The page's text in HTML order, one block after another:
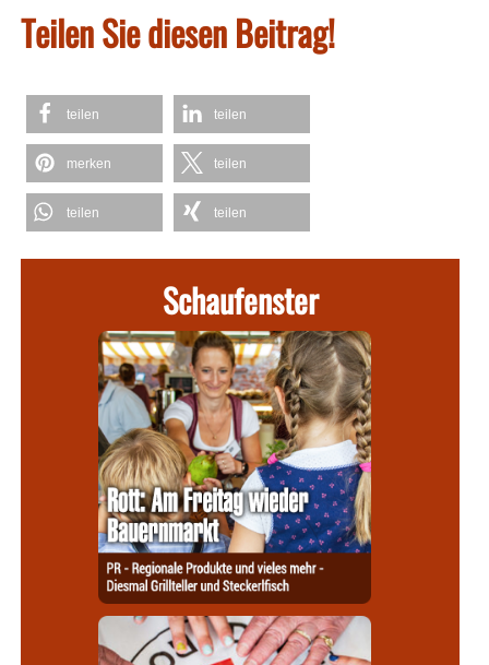
Teilen Sie diesen Beitrag!
teilen teilen
merken teilen
teilen teilen
Schaufenster